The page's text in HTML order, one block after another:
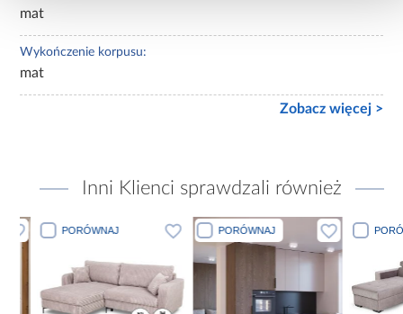
mat
Wykończenie korpusu:
mat
Zobacz więcej >
Inni Klienci sprawdzali również
PORÓWNAJ PORÓWNAJ